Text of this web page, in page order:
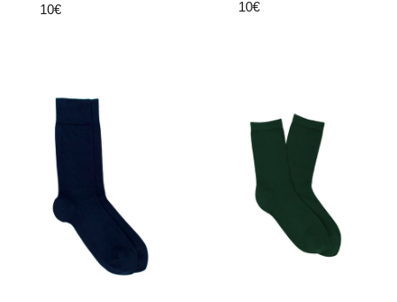
Prix
10€
Prix
10€